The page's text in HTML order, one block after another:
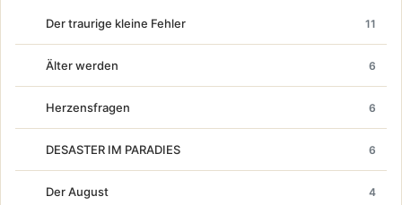
Der traurige kleine Fehler 11
Älter werden 6
Herzensfragen 6
DESASTER IM PARADIES 6
Der August 4